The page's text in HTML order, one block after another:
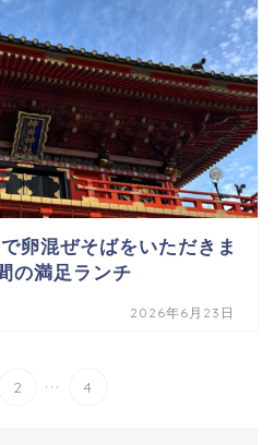
卵混ぜそばをいただきま
の満足ランチ
2026年6月23日
2 ... 4